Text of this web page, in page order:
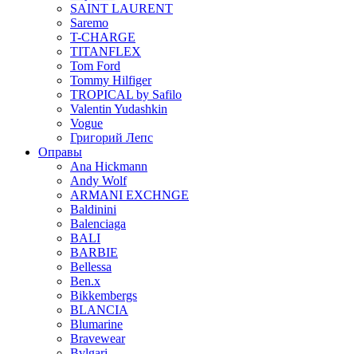
SAINT LAURENT
Saremo
T-CHARGE
TITANFLEX
Tom Ford
Tommy Hilfiger
TROPICAL by Safilo
Valentin Yudashkin
Vogue
Григорий Лепс
Оправы
Ana Hickmann
Andy Wolf
ARMANI EXCHNGE
Baldinini
Balenciaga
BALI
BARBIE
Bellessa
Ben.x
Bikkembergs
BLANCIA
Blumarine
Bravewear